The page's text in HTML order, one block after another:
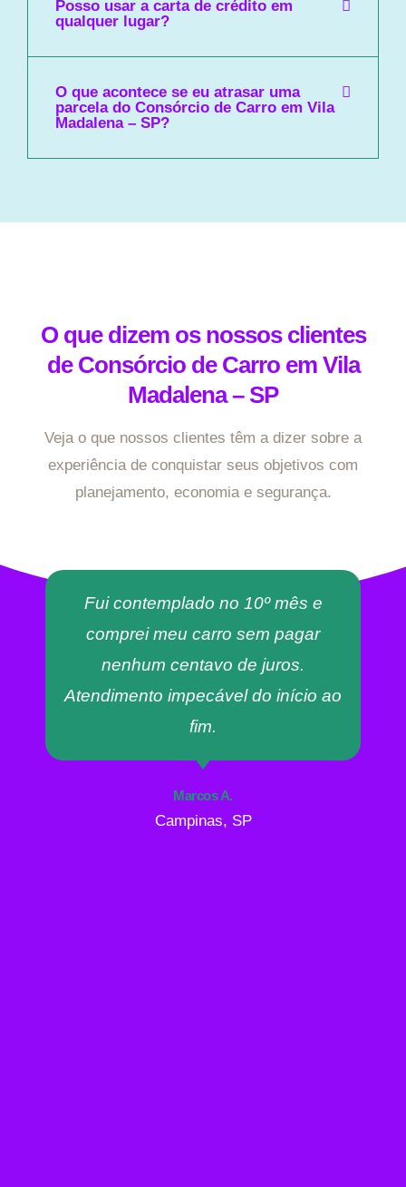
Posso usar a carta de crédito em
qualquer lugar?
O que acontece se eu atrasar uma
parcela do Consórcio de Carro em Vila
Madalena – SP?
O que dizem os nossos clientes
de Consórcio de Carro em Vila
Madalena – SP
Veja o que nossos clientes têm a dizer sobre a
experiência de conquistar seus objetivos com
planejamento, economia e segurança.
Fui contemplado no 10º mês e
comprei meu carro sem pagar
nenhum centavo de juros.
Atendimento impecável do início ao
fim.
Marcos A.
Campinas, SP